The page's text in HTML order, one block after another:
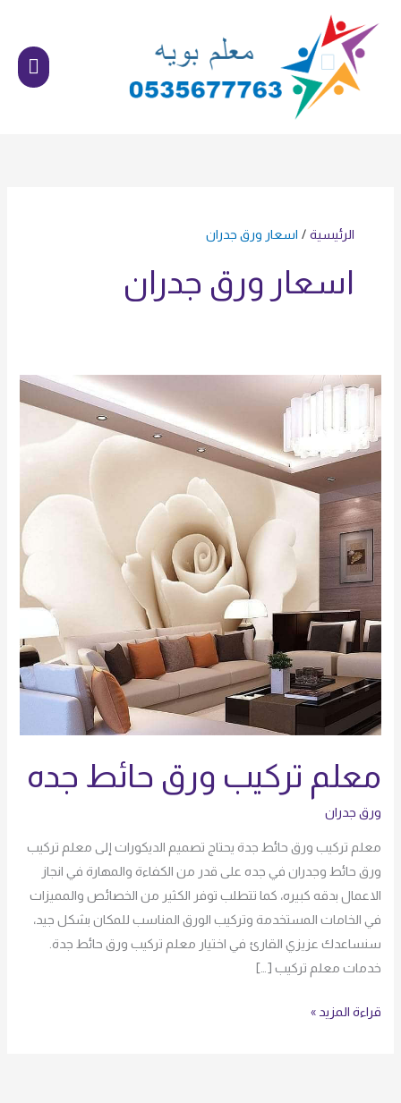
المحتوى
الرئيسية اسعار ورق جدران
اسعار ورق جدران
معلم تركيب ورق حائط جده
ورق جدران
معلم تركيب ورق حائط جدة يحتاج تصميم الديكورات إلى معلم تركيب
ورق حائط وجدران في جده على قدر من الكفاءة والمهارة في انجاز
الاعمال بدقه كبيره، كما تتطلب توفر الكثير من الخصائص والمميزات
في الخامات المستخدمة وتركيب الورق المناسب للمكان بشكل جيد،
سنساعدك عزيزي القارئ في اختيار معلم تركيب ورق حائط جدة.
خدمات معلم تركيب […]
معلم
ورق
حائط
جده
قراءة المزيد »